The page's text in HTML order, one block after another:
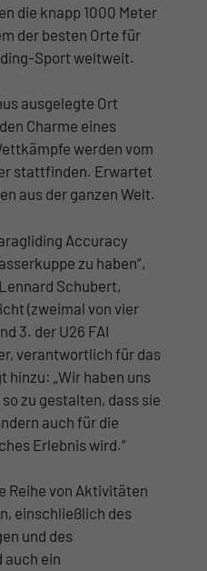
die knapp 1000 Meter
der besten Orte für
Sport weltweit.
ausgelegte Ort
Charme eines
werden vom
stattfinden. Erwartet
aus der ganzen Welt.
Accuracy
zu haben“,
Schubert,
(zweimal von vier
3. der U26 FAI
verantwortlich für das
„Wir haben uns
zu gestalten, dass sie
auch für die
Erlebnis wird.“
Reihe von Aktivitäten
einschließlich des
und des
auch ein